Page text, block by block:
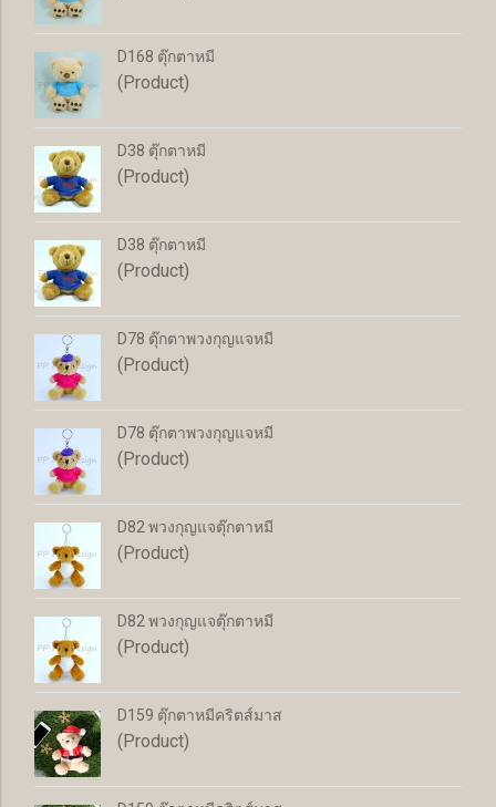
D168 ตุ๊กตาหมี
(Product)
D38 ตุ๊กตาหมี
(Product)
D38 ตุ๊กตาหมี
(Product)
D78 ตุ๊กตาพวงกุญแจหมี
(Product)
D78 ตุ๊กตาพวงกุญแจหมี
(Product)
D82 พวงกุญแจตุ๊กตาหมี
(Product)
D82 พวงกุญแจตุ๊กตาหมี
(Product)
D159 ตุ๊กตาหมีคริตส์มาส
(Product)